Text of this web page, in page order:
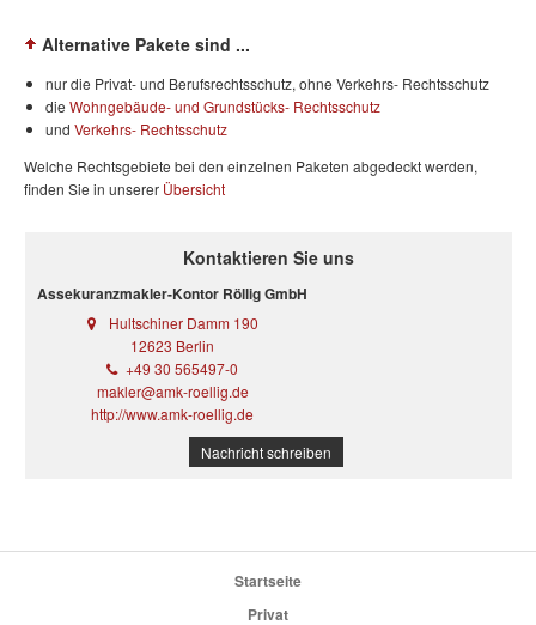
Alternative Pakete sind ...
nur die Privat- und Berufsrechtsschutz, ohne Verkehrs- Rechtsschutz
die Wohngebäude- und Grundstücks- Rechtsschutz
und Verkehrs- Rechtsschutz
Welche Rechtsgebiete bei den einzelnen Paketen abgedeckt werden,
finden Sie in unserer Übersicht
Kontaktieren Sie uns
Assekuranzmakler-Kontor Röllig GmbH
Hultschiner Damm 190
12623 Berlin
+49 30 565497-0
makler@amk-roellig.de
http://www.amk-roellig.de
Nachricht schreiben
Startseite
Privat